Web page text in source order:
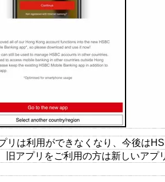
リは利用ができなくなり、今後は
旧アプリをご利用の方は新しいアプ